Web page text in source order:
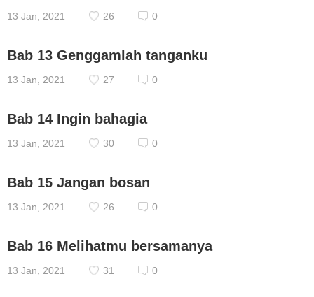
13 Jan, 2021 26 0
Bab 13 Genggamlah tanganku
13 Jan, 2021 27 0
Bab 14 Ingin bahagia
13 Jan, 2021 30 0
Bab 15 Jangan bosan
13 Jan, 2021 26 0
Bab 16 Melihatmu bersamanya
13 Jan, 2021 31 0